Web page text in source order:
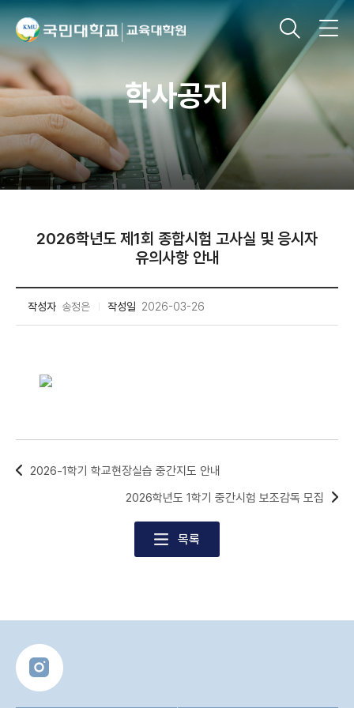
학사공지
2026학년도 제1회 종합시험 고사실 및 응시자
유의사항 안내
작성자 송정은 작성일 2026-03-26
2026-1학기 학교현장실습 중간지도 안내
목록
2026학년도 1학기 중간시험 보조감독 모집